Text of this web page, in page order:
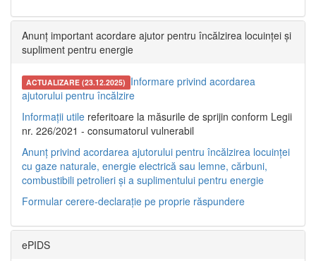
Anunț important acordare ajutor pentru încălzirea locuinței și
supliment pentru energie
ACTUALIZARE (23.12.2025) Informare privind acordarea
ajutorului pentru încălzire
Informații utile referitoare la măsurile de sprijin conform Legii
nr. 226/2021 - consumatorul vulnerabil
Anunț privind acordarea ajutorului pentru încălzirea locuinței
cu gaze naturale, energie electrică sau lemne, cărbuni,
combustibili petrolieri și a suplimentului pentru energie
Formular cerere-declarație pe proprie răspundere
ePIDS